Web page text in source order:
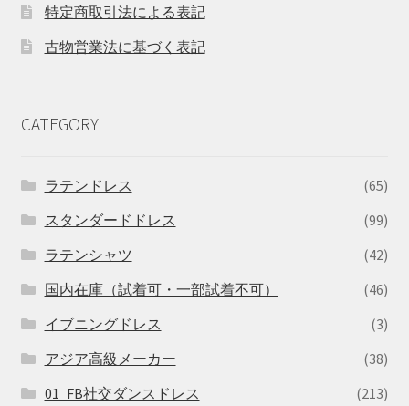
特定商取引法による表記
古物営業法に基づく表記
CATEGORY
ラテンドレス
(65)
スタンダードドレス
(99)
ラテンシャツ
(42)
国内在庫（試着可・一部試着不可）
(46)
イブニングドレス
(3)
アジア高級メーカー
(38)
01_FB社交ダンスドレス
(213)